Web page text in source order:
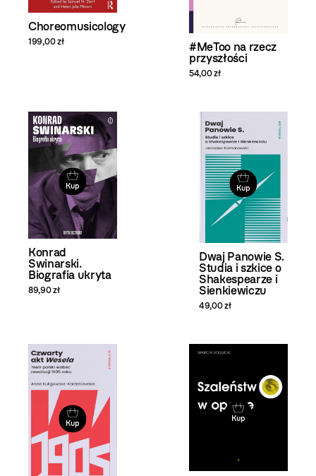
Choreomusicology
199,00 zł
#MeToo na rzecz
przyszłości
54,00 zł
Kup
Konrad
Swinarski.
Biografia ukryta
89,90 zł
Kup
Dwaj Panowie S.
Studia i szkice o
Shakespearze i
Sienkiewiczu
49,00 zł
Kup Kup